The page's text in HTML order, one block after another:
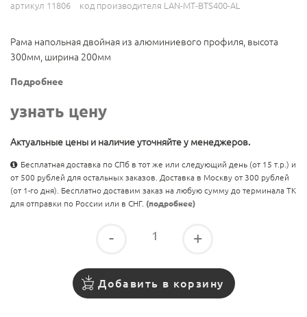
артикул 11806 код производителя LAN-MT-BTS400-AL
Рама напольная двойная из алюминиевого профиля, высота
300мм, ширина 200мм
Подробнее
узнать цену
Актуальные цены и наличие уточняйте у менеджеров.
Бесплатная доставка по СПб в тот же или следующий день (от 15 т.р.) и
от 500 рублей для остальных заказов. Доставка в Москву от 300 рублей
(от 1-го дня). Бесплатно доставим заказ на любую сумму до терминала ТК
для отправки по России или в СНГ. (подробнее)
- +
Добавить в корзину